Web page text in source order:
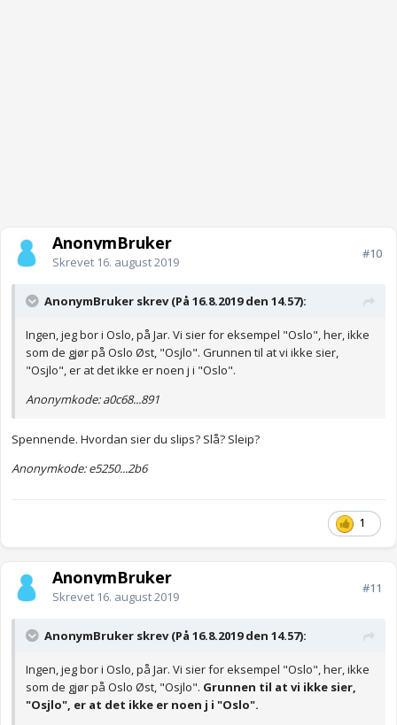
AnonymBruker
Skrevet 16. august 2019
#10
AnonymBruker skrev (På 16.8.2019 den 14.57):
Ingen, jeg bor i Oslo, på Jar. Vi sier for eksempel "Oslo", her, ikke
som de gjør på Oslo Øst, "Osjlo". Grunnen til at vi ikke sier,
"Osjlo", er at det ikke er noen j i "Oslo".
Anonymkode: a0c68...891
Spennende. Hvordan sier du slips? Slå? Sleip?
Anonymkode: e5250...2b6
1
AnonymBruker
Skrevet 16. august 2019
#11
AnonymBruker skrev (På 16.8.2019 den 14.57):
Ingen, jeg bor i Oslo, på Jar. Vi sier for eksempel "Oslo", her, ikke
som de gjør på Oslo Øst, "Osjlo". Grunnen til at vi ikke sier,
"Osjlo", er at det ikke er noen j i "Oslo".